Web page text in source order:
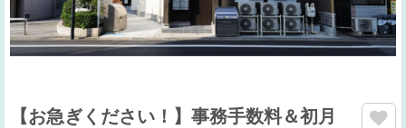
【お急ぎください！】事務手数料＆初月